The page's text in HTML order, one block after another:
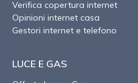
Verifica copertura internet
Opinioni internet casa
Gestori internet e telefono
LUCE E GAS